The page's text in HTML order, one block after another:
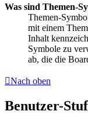
Was sind Themen-
Themen-
mit einem
Inhalt
Symbole zu
ab, die die
Nach oben
Benutzer-